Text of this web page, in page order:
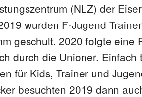
(NLZ) der
wurden F-Jugend
geschult. 2020 folgte eine
durch die Unioner. Einfach
für Kids, Trainer und
besuchten 2019 dann